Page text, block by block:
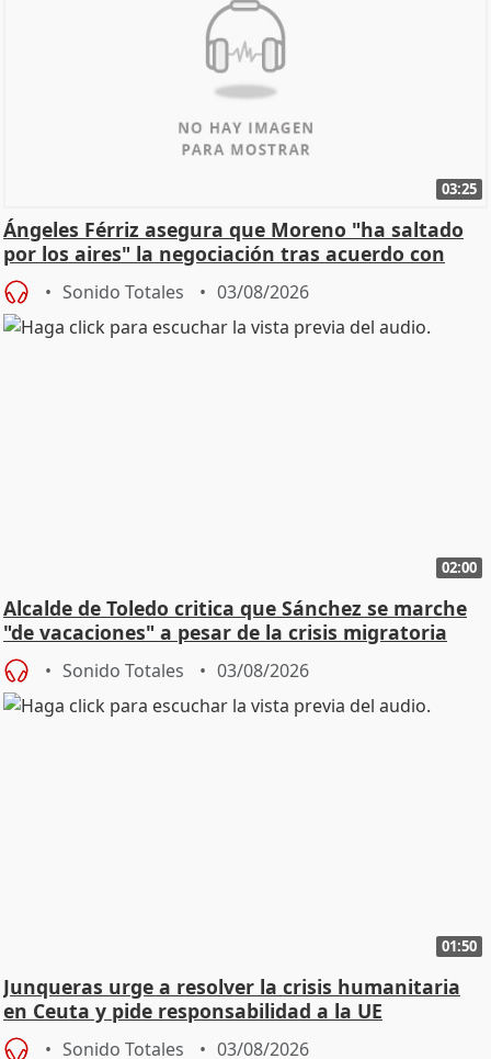
03:25
Ángeles Férriz asegura que Moreno "ha saltado
por los aires" la negociación tras acuerdo con
SMA
Sonido Totales 03/08/2026
02:00
Alcalde de Toledo critica que Sánchez se marche
"de vacaciones" a pesar de la crisis migratoria
Sonido Totales 03/08/2026
01:50
Junqueras urge a resolver la crisis humanitaria
en Ceuta y pide responsabilidad a la UE
Sonido Totales 03/08/2026